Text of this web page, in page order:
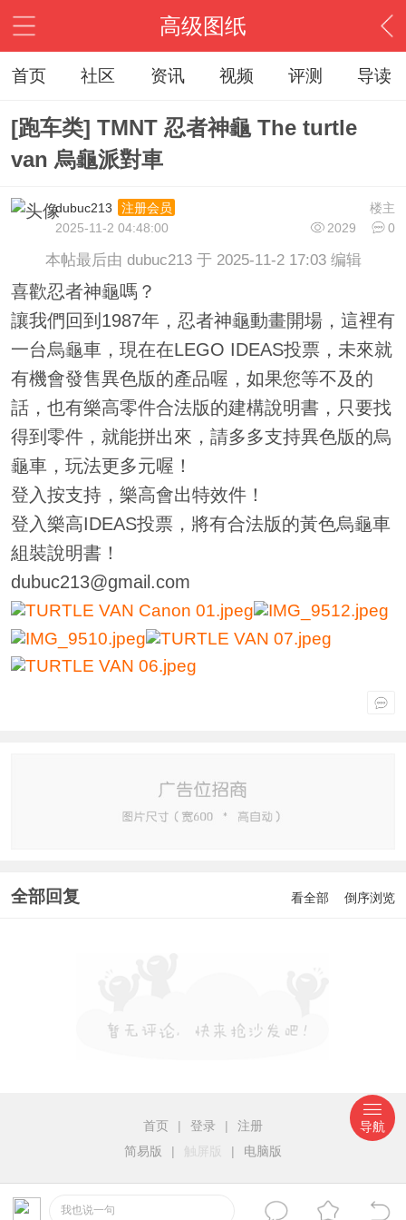
高级图纸
首页 社区 资讯 视频 评测 导读
[跑车类] TMNT 忍者神龜 The turtle
van 烏龜派對車
楼主
dubuc213
注册会员
2029
0
2025-11-2 04:48:00
本帖最后由 dubuc213 于 2025-11-2 17:03 编辑
喜歡忍者神龜嗎？
讓我們回到1987年，忍者神龜動畫開場，這裡有
一台烏龜車，現在在LEGO IDEAS投票，未來就
有機會發售異色版的產品喔，如果您等不及的
話，也有樂高零件合法版的建構說明書，只要找
得到零件，就能拼出來，請多多支持異色版的烏
龜車，玩法更多元喔！
登入按支持，樂高會出特效件！
登入樂高IDEAS投票，將有合法版的黃色烏龜車
組裝說明書！
dubuc213@gmail.com
全部回复 看全部 倒序浏览
我也说一句
首页 | 登录 |
注册
简易版
| 触屏版 | 电脑版
导航